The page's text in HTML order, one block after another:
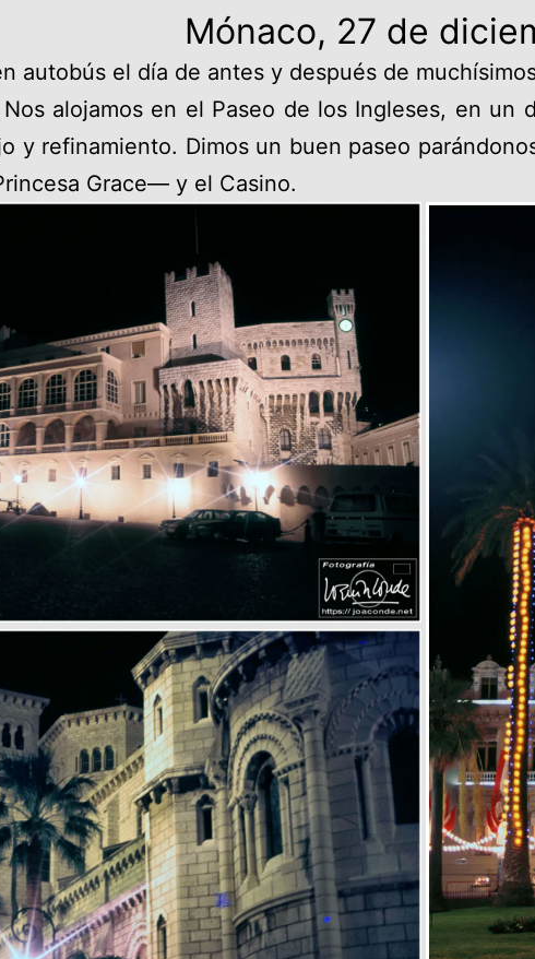
Mónaco, 27 de
autobús el día de antes y después de
alojamos en el Paseo de los Ingleses, en un
y refinamiento. Dimos un buen paseo
Grace— y el Casino.